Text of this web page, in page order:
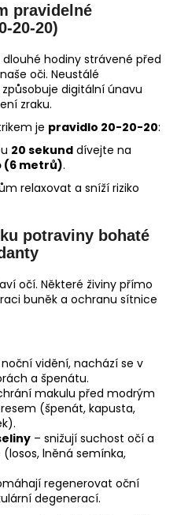
pravidelné
20-20)
hodiny strávené před
oči. Neustálé
digitální únavu
zraku.
je pravidlo 20-20-20:
20 sekund dívejte na
(6 metrů).
relaxovat a sníží riziko
potraviny bohaté
očí. Některé živiny přímo
buněk a ochranu sítnice
vidění, nachází se v
a špenátu.
makulu před modrým
(špenát, kapusta,
– snižují suchost očí a
lněná semínka,
regenerovat oční
degenerací.